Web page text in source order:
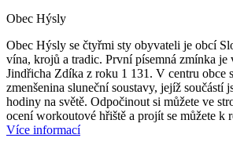
Obec Hýsly
Obec Hýsly se čtyřmi sty obyvateli je obcí
vína, krojů a tradic. První písemná zmínka je
Jindřicha Zdíka z roku 1 131. V centru obce
zmenšenina sluneční soustavy, jejíž součástí
hodiny na světě. Odpočinout si můžete ve
ocení workoutové hřiště a projít se můžete k
Více informací